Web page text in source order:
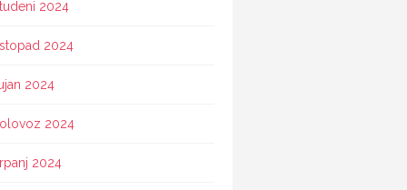
2024
2024
2024
2024
2024